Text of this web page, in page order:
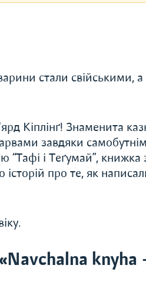
стали свійськими,
Кіплінґ! Знаменита
завдяки
і Теґумай”,
історій про те, як
knyha